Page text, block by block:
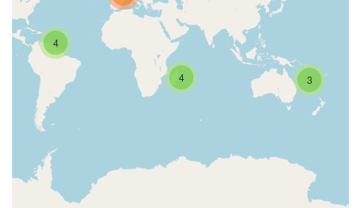
3
4
4